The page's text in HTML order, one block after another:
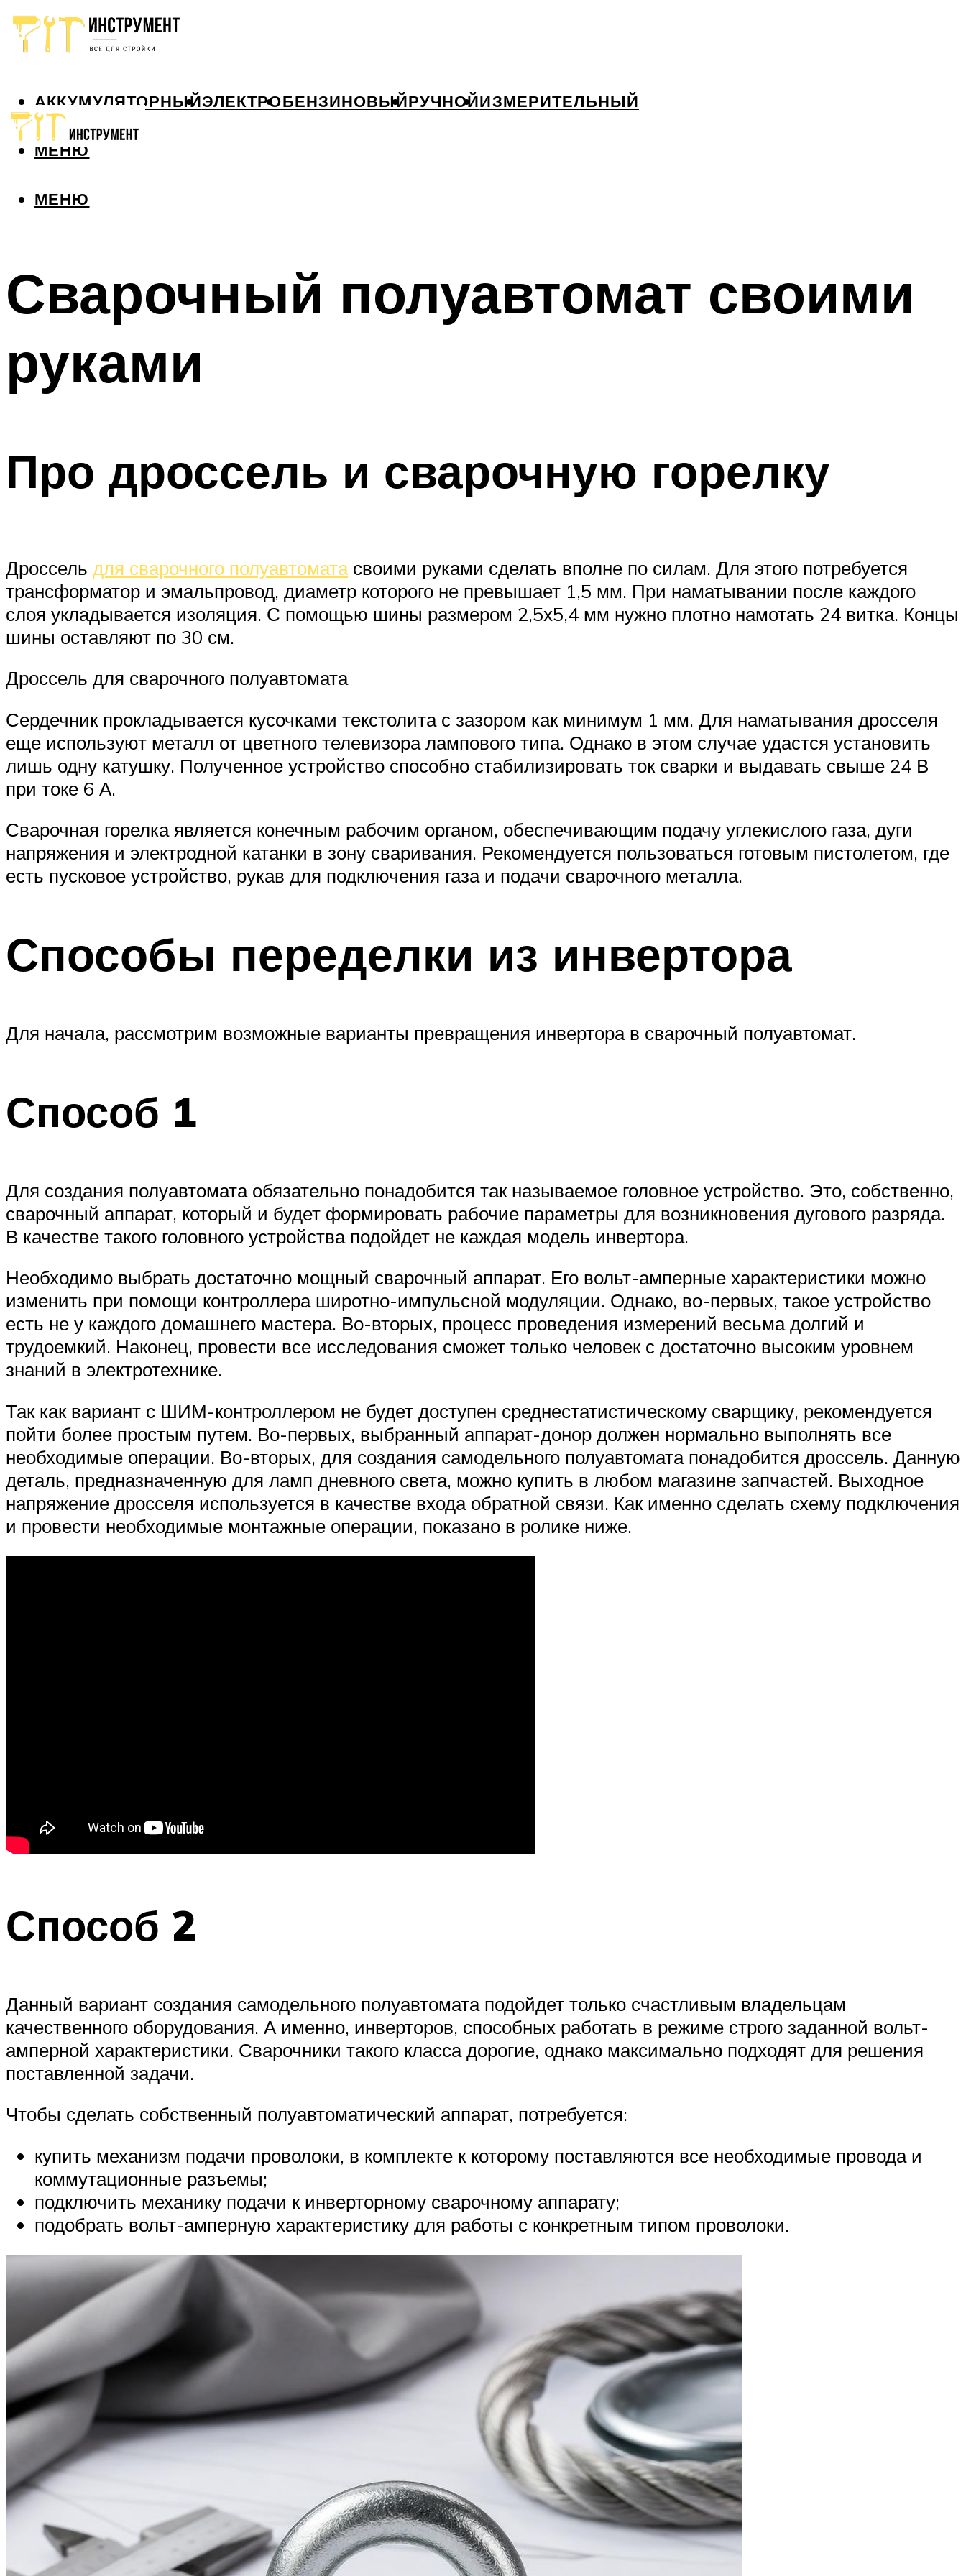
АККУМУЛЯТОРНЫЙЭЛЕКТРОБЕНЗИНОВЫЙРУЧНОЙИЗМЕРИТЕЛЬНЫЙ
МЕНЮ
МЕНЮ
Сварочный полуавтомат своими
руками
Про дроссель и сварочную горелку
Дроссель для сварочного полуавтоматасвоими руками сделать вполне по силам. Для этого потребуется
трансформатор и эмальпровод, диаметр которого не превышает 1,5 мм. При наматывании после каждого
слоя укладывается изоляция. С помощью шины размером 2,5х5,4 мм нужно плотно намотать 24 витка. Концы
шины оставляют по 30 см.
Дроссель для сварочного полуавтомата
Сердечник прокладывается кусочками текстолита с зазором как минимум 1 мм. Для наматывания дросселя
еще используют металл от цветного телевизора лампового типа. Однако в этом случае удастся установить
лишь одну катушку. Полученное устройство способно стабилизировать ток сварки и выдавать свыше 24 В
при токе 6 А.
Сварочная горелка является конечным рабочим органом, обеспечивающим подачу углекислого газа, дуги
напряжения и электродной катанки в зону сваривания. Рекомендуется пользоваться готовым пистолетом, где
есть пусковое устройство, рукав для подключения газа и подачи сварочного металла.
Способы переделки из инвертора
Для начала, рассмотрим возможные варианты превращения инвертора в сварочный полуавтомат.
Способ 1
Для создания полуавтомата обязательно понадобится так называемое головное устройство. Это, собственно,
сварочный аппарат, который и будет формировать рабочие параметры для возникновения дугового разряда.
В качестве такого головного устройства подойдет не каждая модель инвертора.
Необходимо выбрать достаточно мощный сварочный аппарат. Его вольт-амперные характеристики можно
изменить при помощи контроллера широтно-импульсной модуляции. Однако, во-первых, такое устройство
есть не у каждого домашнего мастера. Во-вторых, процесс проведения измерений весьма долгий и
трудоемкий. Наконец, провести все исследования сможет только человек с достаточно высоким уровнем
знаний в электротехнике.
Так как вариант с ШИМ-контроллером не будет доступен среднестатистическому сварщику, рекомендуется
пойти более простым путем. Во-первых, выбранный аппарат-донор должен нормально выполнять все
необходимые операции. Во-вторых, для создания самодельного полуавтомата понадобится дроссель. Данную
деталь, предназначенную для ламп дневного света, можно купить в любом магазине запчастей. Выходное
напряжение дросселя используется в качестве входа обратной связи. Как именно сделать схему подключения
и провести необходимые монтажные операции, показано в ролике ниже.
Способ 2
Данный вариант создания самодельного полуавтомата подойдет только счастливым владельцам
качественного оборудования. А именно, инверторов, способных работать в режиме строго заданной вольт-
амперной характеристики. Сварочники такого класса дорогие, однако максимально подходят для решения
поставленной задачи.
Чтобы сделать собственный полуавтоматический аппарат, потребуется:
купить механизм подачи проволоки, в комплекте к которому поставляются все необходимые провода и
коммутационные разъемы;
подключить механику подачи к инверторному сварочному аппарату;
подобрать вольт-амперную характеристику для работы с конкретным типом проволоки.